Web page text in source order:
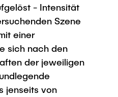
(ECIU)
des FSP
und
- Intensität
Szene
einer
sich nach den
der jeweiligen
jenseits von